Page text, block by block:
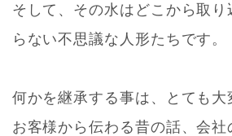
そして、その水はどこから取
らない不思議な人形たちです。
何かを継承する事は、とても大
お客様から伝わる昔の話、会社